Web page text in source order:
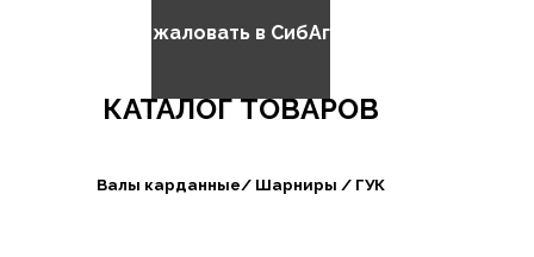
Добро пожаловать в СибАгроБизнес
КАТАЛОГ ТОВАРОВ
Валы карданные/ Шарниры / ГУК